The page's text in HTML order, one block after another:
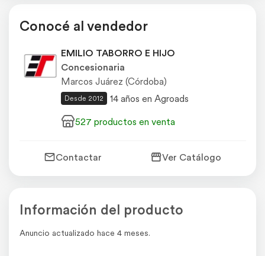
Conocé al vendedor
EMILIO TABORRO E HIJO
Concesionaria
Marcos Juárez (Córdoba)
Desde 2012
14 años en Agroads
527 productos en venta
Contactar Ver Catálogo
Información del producto
Anuncio actualizado hace 4 meses.